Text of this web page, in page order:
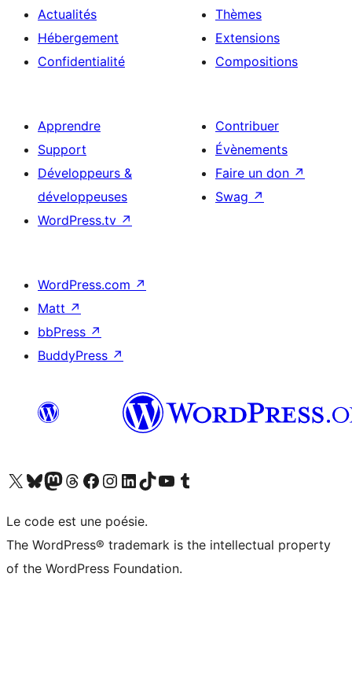
Actualités
Hébergement
Confidentialité
Thèmes
Extensions
Compositions
Apprendre
Support
Développeurs &
développeuses
WordPress.tv ↗
Contribuer
Évènements
Faire un don ↗
Swag ↗
WordPress.com ↗
Matt ↗
bbPress ↗
BuddyPress ↗
Visitez notre compte X (précédemment Twitter)
Visiter notre compte Bluesky
Visiter notre compte Mastodon
Visiter notre compte Threads
Consulter notre compte Facebook
Consulter notre compte Instagram
Consulter notre compte LinkedIn
Visiter notre compte TokTok
Visiter notre chaîne YouTube
Visiter notre compte Tumblr
Le code est une poésie.
The WordPress® trademark is the intellectual property
of the WordPress Foundation.